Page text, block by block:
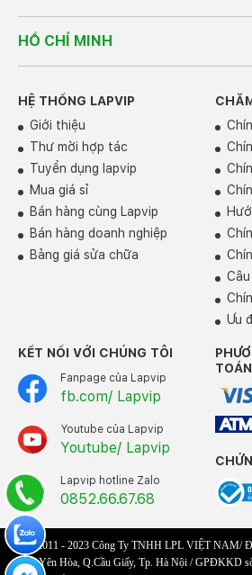
HỒ CHÍ MINH
HỆ THỐNG LAPVIP
Giới thiệu
Thư mời hợp tác
Tuyển dụng lapvip
Mua giá sỉ
Bán hàng cùng Lapvip
Bán hàng doanh nghiệp
Bảng giá sửa chữa
Ưu
KẾT NỐI VỚI CHÚNG TÔI
Fanpage của Lapvip
fb.com/ Lapvip
Youtube của Lapvip
Youtube/ Lapvip
Lapvip hotline Zalo
0852.66.67.68
© 2011 - 2023 Công Ty TNHH LPL VIỆT NAM/
P.Yên Hòa, Q.Cầu Giấy, Tp. Hà Nội / GPĐKKD